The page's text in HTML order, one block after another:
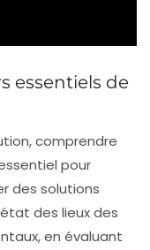
essentiels de
comprendre
pour
des solutions
des lieux des
en évaluant